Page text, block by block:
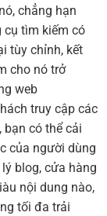
chẳng hạn
cụ tìm kiếm có
tùy chỉnh, kết
cho nó trở
web
truy cập các
bạn có thể cải
của người dùng
blog, cửa hàng
nội dung nào,
tối đa trải